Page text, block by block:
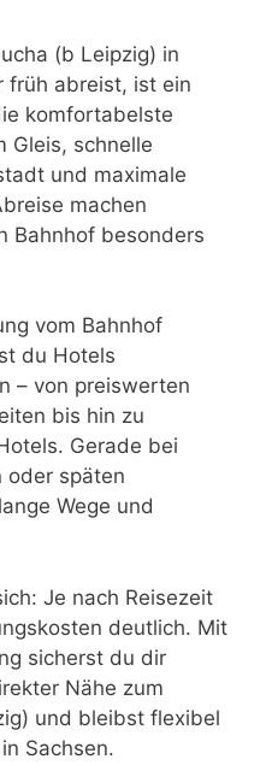
(b Leipzig) in
früh abreist, ist ein
komfortabelste
Gleis, schnelle
und maximale
machen
Bahnhof besonders
vom Bahnhof
du Hotels
– von preiswerten
bis hin zu
Gerade bei
oder späten
Wege und
Je nach Reisezeit
deutlich. Mit
sicherst du dir
Nähe zum
und bleibst flexibel
Sachsen.